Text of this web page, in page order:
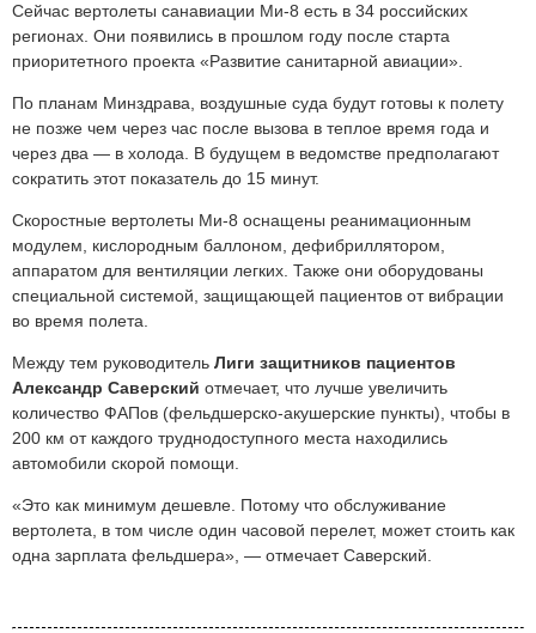
Сейчас вертолеты санавиации Ми-8 есть в 34 российских
регионах. Они появились в прошлом году после старта
приоритетного проекта «Развитие санитарной авиации».
По планам Минздрава, воздушные суда будут готовы к полету
не позже чем через час после вызова в теплое время года и
через два — в холода. В будущем в ведомстве предполагают
сократить этот показатель до 15 минут.
Скоростные вертолеты Ми-8 оснащены реанимационным
модулем, кислородным баллоном, дефибриллятором,
аппаратом для вентиляции легких. Также они оборудованы
специальной системой, защищающей пациентов от вибрации
во время полета.
Между тем руководитель Лиги защитников пациентов
Александр Саверский отмечает, что лучше увеличить
количество ФАПов (фельдшерско-акушерские пункты), чтобы в
200 км от каждого труднодоступного места находились
автомобили скорой помощи.
«Это как минимум дешевле. Потому что обслуживание
вертолета, в том числе один часовой перелет, может стоить как
одна зарплата фельдшера», — отмечает Саверский.